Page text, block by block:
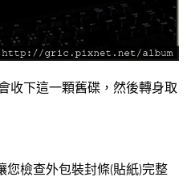
收下這一顆舊碟，然後轉身取
您檢查外包裝封條(貼紙)完整